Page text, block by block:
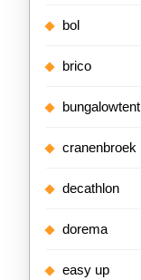
bol
brico
bungalowtent
cranenbroek
decathlon
dorema
easy up